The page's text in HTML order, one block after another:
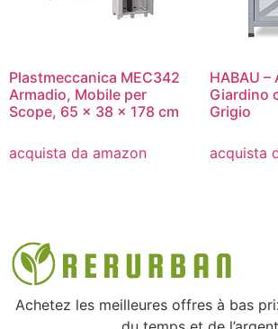
Plastmeccanica MEC342
Armadio, Mobile per
Scope, 65 x 38 x 178 cm
acquista da amazon
HABAU
Giardino
Grigio
acquista
Achetez les meilleures offres à bas